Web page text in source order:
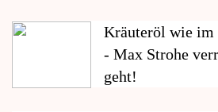
Kräuteröl wie im
- Max Strohe
geht!